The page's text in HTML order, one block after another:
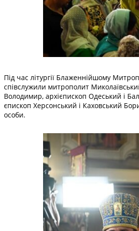
Під час літургії Блаженнійшому
співслужили митрополит
Володимир, архієпископ Одеський і
єпископ Херсонський і Каховський
особи.